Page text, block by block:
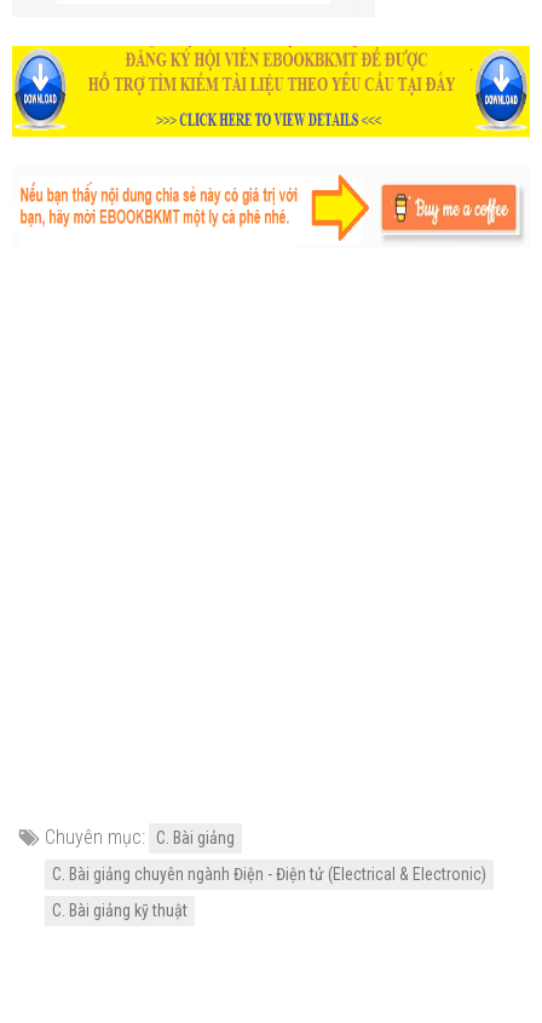
Chuyên mục:
C. Bài giảng
C. Bài giảng chuyên ngành Điện - Điện tử (Electrical & Electronic)
C. Bài giảng kỹ thuật